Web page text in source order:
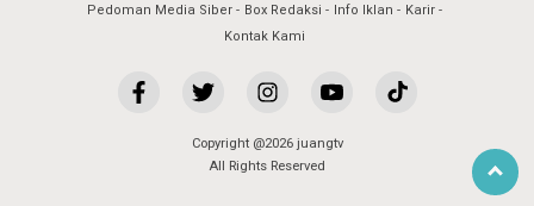
Pedoman Media Siber
Box Redaksi Info Iklan
Karir
Kontak Kami
Copyright @2026 juangtv
All Rights Reserved